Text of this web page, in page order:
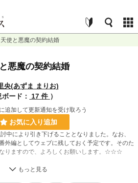
天使と悪魔の契約結婚
悪魔の契約結婚
央(あずま まりお)
ボード：
17 件 ）
追加して更新通知を受け取ろう
お気に入り追加
により引き下げることとなりました。なお、
外編としてウェブに残しておく予定です。そのた
りますので、よろしくお願いします。☆☆☆
――子爵令嬢セラフィナは悲惨な状況にあった。
をされ、舞踏会で婚約を破棄されたのだ。その後